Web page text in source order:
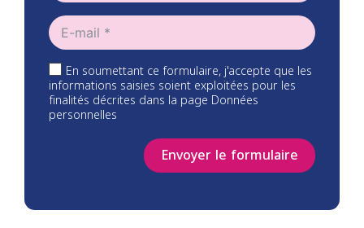
En soumettant ce formulaire, j'accepte que les
informations saisies soient exploitées pour les
finalités décrites dans la page Données
personnelles
Envoyer le formulaire